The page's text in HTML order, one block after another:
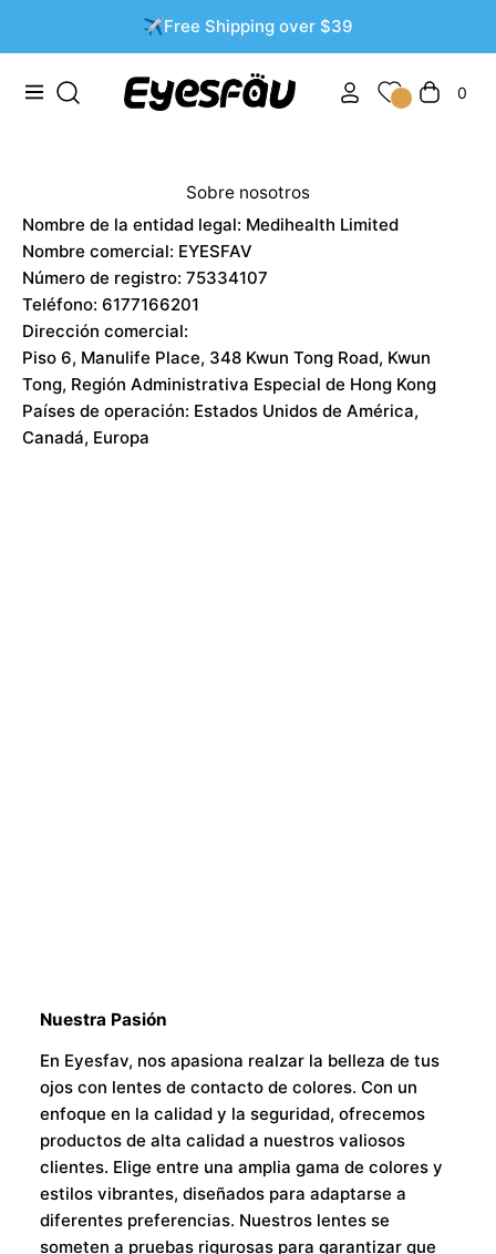
✈️Free Shipping over $39
Navigation Carrito
0
Sobre nosotros
Nombre de la entidad legal: Medihealth Limited
Nombre comercial: EYESFAV
Número de registro: 75334107
Teléfono: 6177166201
Dirección comercial:
Piso 6, Manulife Place, 348 Kwun Tong Road, Kwun
Tong, Región Administrativa Especial de Hong Kong
Países de operación: Estados Unidos de América,
Canadá, Europa
Nuestra Pasión
En Eyesfav, nos apasiona realzar la belleza de tus
ojos con lentes de contacto de colores. Con un
enfoque en la calidad y la seguridad, ofrecemos
productos de alta calidad a nuestros valiosos
clientes. Elige entre una amplia gama de colores y
estilos vibrantes, diseñados para adaptarse a
diferentes preferencias. Nuestros lentes se
someten a pruebas rigurosas para garantizar que